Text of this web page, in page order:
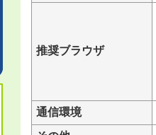
推奨ブラウザ
通信環境